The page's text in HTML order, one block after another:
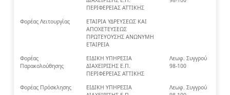
ΠΕΡΙΦΕΡΕΙΑΣ ΑΤΤΙΚΗΣ
Φορέας Λειτουργίας
ΕΤΑΙΡΙΑ ΥΔΡΕΥΣΕΩΣ ΚΑΙ
ΑΠΟΧΕΤΕΥΣΕΩΣ
ΠΡΩΤΕΥΟΥΣΗΣ ΑΝΩΝΥΜΗ
ΕΤΑΙΡΕΙΑ
Φορέας
Παρακολούθησης
ΕΙΔΙΚΗ ΥΠΗΡΕΣΙΑ
ΔΙΑΧΕΙΡΙΣΗΣ Ε.Π.
ΠΕΡΙΦΕΡΕΙΑΣ ΑΤΤΙΚΗΣ
Λεωφ. Συγγρού
98-100
Φορέας Πρόσκλησης
ΕΙΔΙΚΗ ΥΠΗΡΕΣΙΑ
Λεωφ. Συγγρού